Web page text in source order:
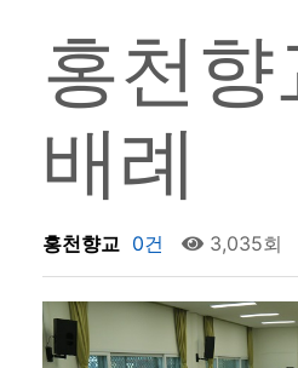
홍천향
배례
홍천향교 0건 3,035회